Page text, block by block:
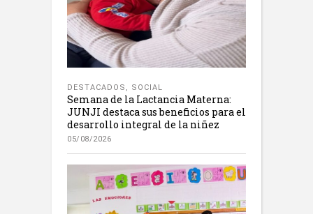
DESTACADOS SOCIAL
Semana de la Lactancia Materna:
JUNJI destaca sus beneficios para el
desarrollo integral de la niñez
05/08/2026